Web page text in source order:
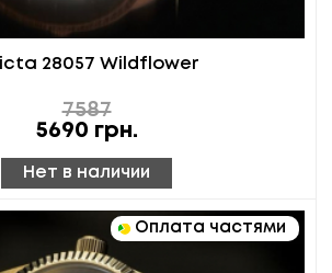
28057 Wildflower
7587
5690 грн.
Нет в наличии
Оплата частями